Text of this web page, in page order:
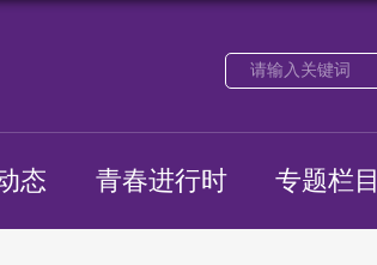
态 青春进行时 专题栏目